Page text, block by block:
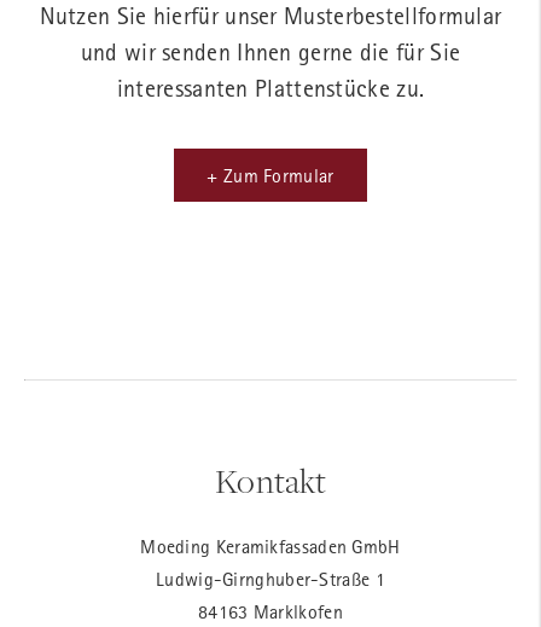
Nutzen Sie hierfür unser Musterbestellformular
und wir senden Ihnen gerne die für Sie
interessanten Plattenstücke zu.
+ Zum Formular
Kontakt
Moeding Keramikfassaden GmbH
Ludwig-Girnghuber-Straße 1
84163 Marklkofen